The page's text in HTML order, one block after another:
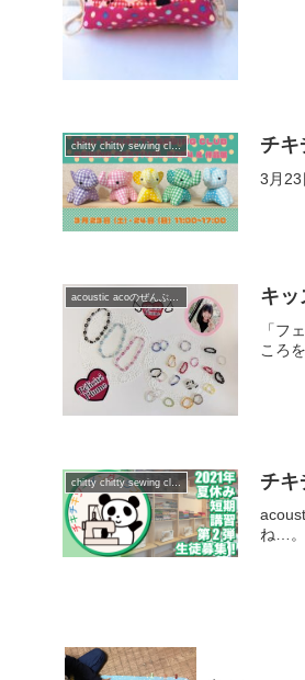
chitty chitty sewing club チキ
3月23
acoustic acoのぜんぶ日記 キ
「フ
ころ
chitty chitty sewing club チキ
ね…。